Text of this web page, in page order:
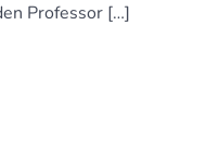
Professor […]